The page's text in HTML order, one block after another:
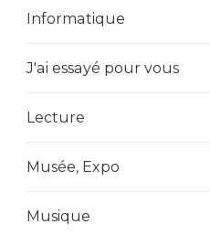
Informatique
J'ai essayé pour vous
Lecture
Musée, Expo
Musique